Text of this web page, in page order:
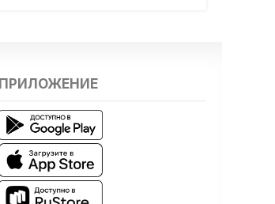
ПРИЛОЖЕНИЕ